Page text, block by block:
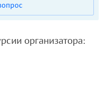
организатора: